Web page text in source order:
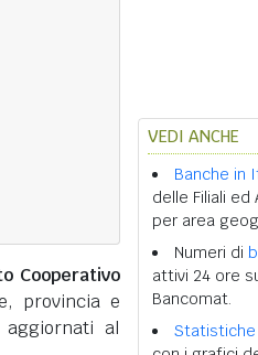
Cooperativo
provincia e
al
VEDI ANCHE
Banche in
delle Filiali ed
per area
Numeri di
attivi 24 ore
Bancomat.